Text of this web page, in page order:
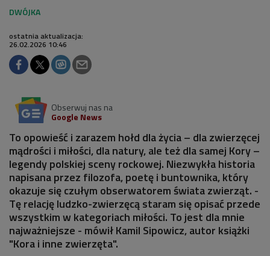
ostatnia aktualizacja:
26.02.2026 10:46
Obserwuj nas na
Google News
To opowieść i zarazem hołd dla życia – dla zwierzęcej
mądrości i miłości, dla natury, ale też dla samej Kory –
legendy polskiej sceny rockowej. Niezwykła historia
napisana przez filozofa, poetę i buntownika, który
okazuje się czułym obserwatorem świata zwierząt. -
Tę relację ludzko-zwierzęcą staram się opisać przede
wszystkim w kategoriach miłości. To jest dla mnie
najważniejsze - mówił Kamil Sipowicz, autor książki
"Kora i inne zwierzęta".